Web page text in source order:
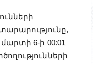
6-ի 00:01